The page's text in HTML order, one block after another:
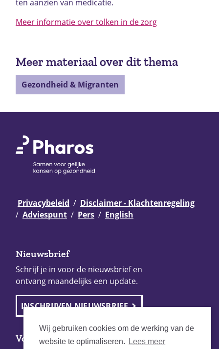
Wij gebruiken cookies om de werking van de
website te optimaliseren.
Lees meer
ten aanzien van medicatie.
Meer informatie over tolken in de zorg
Meer materiaal over dit thema
Gezondheid & Migranten
Privacybeleid
Disclaimer - Klachtenregeling
Adviespunt
Pers English
Nieuwsbrief
Schrijf je in voor de nieuwsbrief en
ontvang maandelijks een update.
INSCHRIJVEN NIEUWSBRIEF
Volg Pharos